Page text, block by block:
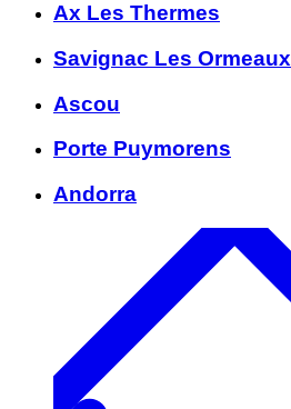
Ax Les Thermes
Savignac Les Ormeaux
Ascou
Porte Puymorens
Andorra